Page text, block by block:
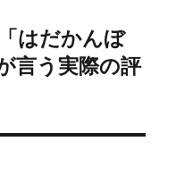
はだかんぼ
言う実際の評